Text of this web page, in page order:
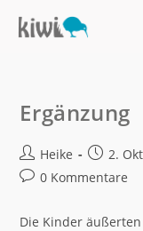
Ergänzung
Heike 2.
0 Kommentare
Die Kinder